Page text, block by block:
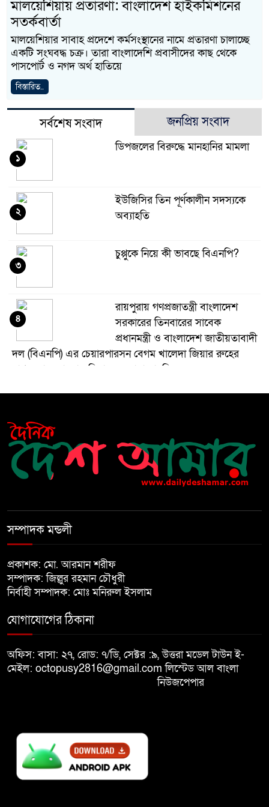
মালয়েশিয়ায় প্রতারণা: বাংলাদেশ হাইকমিশনের
সতর্কবার্তা
মালয়েশিয়ার সাবাহ প্রদেশে কর্মসংস্থানের নামে প্রতারণা চালাচ্ছে
একটি সংঘবদ্ধ চক্র। তারা বাংলাদেশি প্রবাসীদের কাছ থেকে
পাসপোর্ট ও নগদ অর্থ হাতিয়ে
বিস্তারিত..
সর্বশেষ সংবাদ জনপ্রিয় সংবাদ
ডিপজলের বিরুদ্ধে মানহানির মামলা
১
ইউজিসির তিন পূর্ণকালীন সদস্যকে
অব্যাহতি
২
চুপ্পুকে নিয়ে কী ভাবছে বিএনপি?
৩
রায়পুরায় গণপ্রজাতন্ত্রী বাংলাদেশ
সরকারের তিনবারের সাবেক
প্রধানমন্ত্রী ও বাংলাদেশ জাতীয়তাবাদী
দল (বিএনপি) এর চেয়ারপারসন বেগম খালেদা জিয়ার রুহের
মাগফেরাত কামনায় মিলাদ ও দোয়া মাহফিল
৪
নির্বাচনের আগেই ফিরতে মরিয়া
‘পলাতক শক্তি’
৬
খালেদা জিয়ার শারীরিক অবস্থা এখনো
অনিশ্চিত
৮
৯
বিজয় দিবসে দীঘিনালায় জামায়াতে
ইসলামীর বর্ণাঢ্য র‍্যালি
সম্পাদক মন্ডলী
প্রকাশক: মো. আরমান শরীফ
সম্পাদক: জিল্লুর রহমান চৌধুরী
নির্বাহী সম্পাদক: মোঃ মনিরুল ইসলাম
যোগাযোগের ঠিকানা
অফিস: বাসা: ২৭, রোড: ৭/ডি, সেক্টর :৯, উত্তরা মডেল টাউন ই-
মেইল: octopusy2816@gmail.comলিস্টেড আল বাংলা
নিউজপেপার